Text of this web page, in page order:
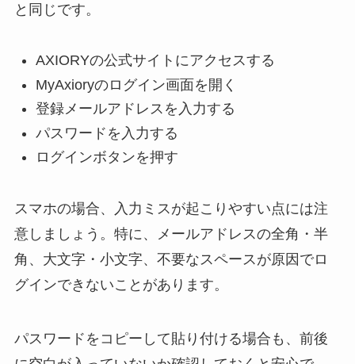
と同じです。
AXIORYの公式サイトにアクセスする
MyAxioryのログイン画面を開く
登録メールアドレスを入力する
パスワードを入力する
ログインボタンを押す
スマホの場合、入力ミスが起こりやすい点には注
意しましょう。特に、メールアドレスの全角・半
角、大文字・小文字、不要なスペースが原因でロ
グインできないことがあります。
パスワードをコピーして貼り付ける場合も、前後